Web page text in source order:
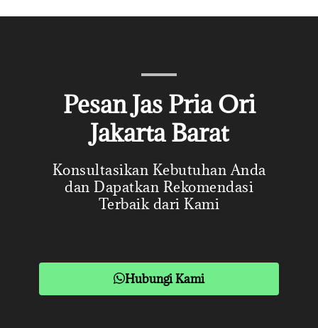
Pesan Jas Pria Ori
Jakarta Barat
Konsultasikan Kebutuhan Anda
dan Dapatkan Rekomendasi
Terbaik dari Kami
Hubungi Kami